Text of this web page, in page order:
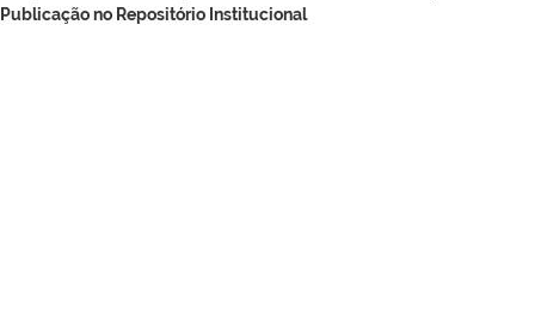
Publicação no Repositório Institucional